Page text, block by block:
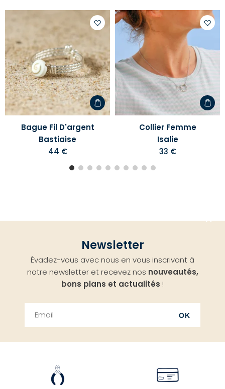
Ajouter
à
votre
liste
d'envies
Bague Fil D'argent
Bastiaise
44 €
à
votre
liste
Collier Femme
Isalie
33 €
Newsletter
Évadez-vous avec nous en vous inscrivant à
notre newsletter et recevez nos nouveautés,
bons plans et actualités !
OK